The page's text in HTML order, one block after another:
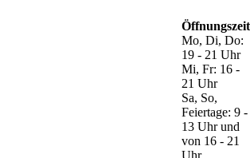
Mo, Di, Do:
19 - 21 Uhr
Mi, Fr: 16 -
21 Uhr
Sa, So,
Feiertage: 9 -
13 Uhr und
von 16 - 21
Uhr